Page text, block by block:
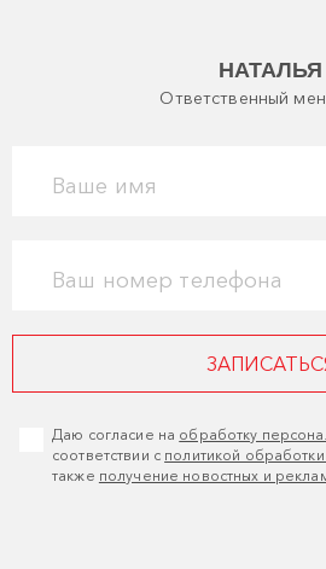
НАТАЛЬЯ
Ответственный
Ваше имя
Ваш номер телефона
Даю согласие на обработку
соответствии с политикой
также получение новостных и